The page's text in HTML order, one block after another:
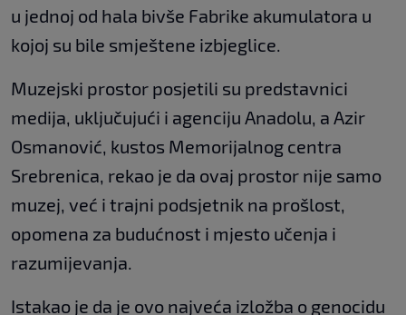
u jednoj od hala bivše Fabrike akumulatora u
kojoj su bile smještene izbjeglice.
Muzejski prostor posjetili su predstavnici
medija, uključujući i agenciju Anadolu, a Azir
Osmanović, kustos Memorijalnog centra
Srebrenica, rekao je da ovaj prostor nije samo
muzej, već i trajni podsjetnik na prošlost,
opomena za budućnost i mjesto učenja i
razumijevanja.
Istakao je da je ovo najveća izložba o genocidu